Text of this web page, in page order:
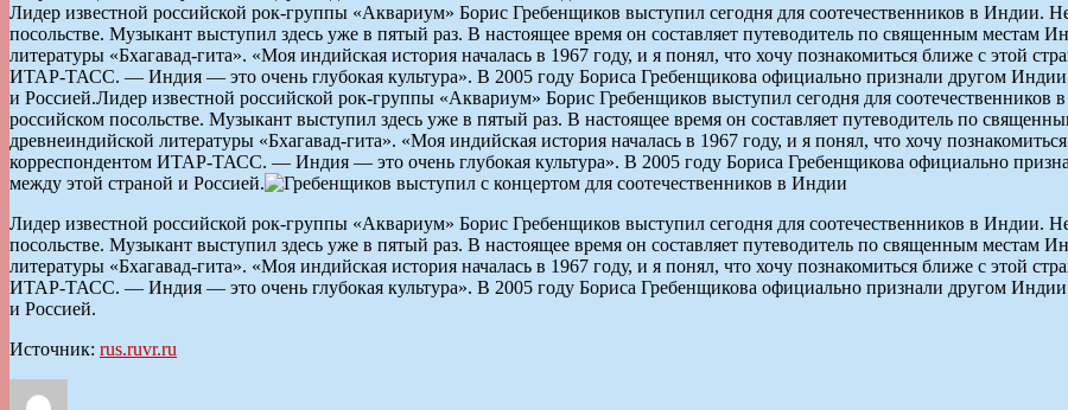
Лидер известной российской рок-группы «Аквариум» Борис Гребенщиков выступил сегодня для соотечественников в Индии.
посольстве. Музыкант выступил здесь уже в пятый раз. В настоящее время он составляет путеводитель по священным местам
литературы «Бхагавад-гита». «Моя индийская история началась в 1967 году, и я понял, что хочу познакомиться ближе с этой
ИТАР-ТАСС. — Индия — это очень глубокая культура». В 2005 году Бориса Гребенщикова официально признали другом Индии
и Россией.Лидер известной российской рок-группы «Аквариум» Борис Гребенщиков выступил сегодня для
российском посольстве. Музыкант выступил здесь уже в пятый раз. В настоящее время он составляет путеводитель по
древнеиндийской литературы «Бхагавад-гита». «Моя индийская история началась в 1967 году, и я понял, что хочу
корреспондентом ИТАР-ТАСС. — Индия — это очень глубокая культура». В 2005 году Бориса Гребенщикова официально
между этой страной и Россией.
Лидер известной российской рок-группы «Аквариум» Борис Гребенщиков выступил сегодня для соотечественников в Индии.
посольстве. Музыкант выступил здесь уже в пятый раз. В настоящее время он составляет путеводитель по священным местам
литературы «Бхагавад-гита». «Моя индийская история началась в 1967 году, и я понял, что хочу познакомиться ближе с этой
ИТАР-ТАСС. — Индия — это очень глубокая культура». В 2005 году Бориса Гребенщикова официально признали другом Индии
и Россией.
Источник: rus.ruvr.ru